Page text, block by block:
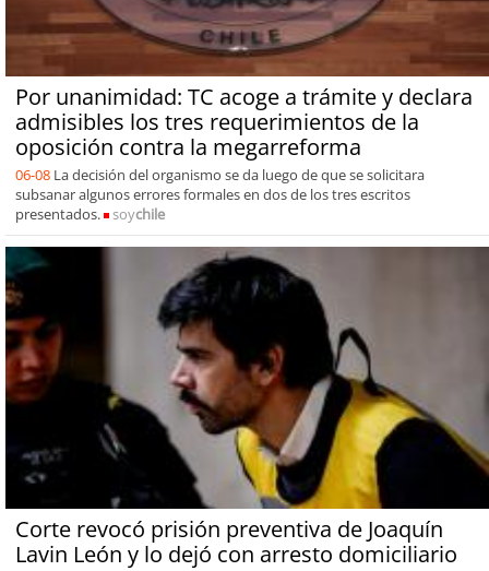
Por unanimidad: TC acoge a trámite y declara
admisibles los tres requerimientos de la
oposición contra la megarreforma
06-08 La decisión del organismo se da luego de que se solicitara
subsanar algunos errores formales en dos de los tres escritos
presentados.
soychile
Corte revocó prisión preventiva de Joaquín
Lavin León y lo dejó con arresto domiciliario